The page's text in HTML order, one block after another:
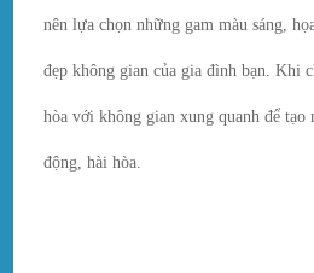
nên lựa chọn những gam màu sáng,
đẹp không gian của gia đình bạn. Khi
hòa với không gian xung quanh để tạo
động, hài hòa.